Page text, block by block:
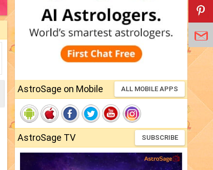
AstroSage on Mobile ALL MOBILE APPS
AstroSage TV SUBSCRIBE